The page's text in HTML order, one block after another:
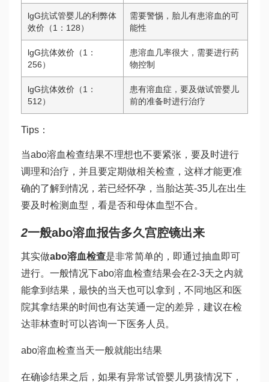
lgG抗试管婴儿的利弊体
效价（1：128）
需要警惕，胎儿有患溶血的可
能性
lgG抗体效价（1：
256）
患溶血几率很大，需要进行药
物控制
lgG抗体效价（1：
512）
患有溶血症，要及做试管婴儿
前的准备时进行治疗
Tips：
当abo溶血检查结果不理想也不要紧张，要及时进行
调理和治疗，并且要定期做相关检查，这样才能更准
确的了解到情况，若已经怀孕，当胎达英-35儿在出生
要及时检测血型，看是否和母体血型不合。
2一般abo溶血报告多久宫腔镜出来
其实做abo溶血检查是非常简单的，即通过抽血即可
进行。一般情况下abo溶血检查结果会在2-3天之内就
能拿到结果，最快的当天也可以拿到，不同地区和医
院其拿结果的时间也有达芙通一定的差异，建议在检
达菲林查时可以咨询一下医务人员。
abo溶血检查当天一般就能出结果
在确诊结果之后，如果有异常试管婴儿男孩情况下，